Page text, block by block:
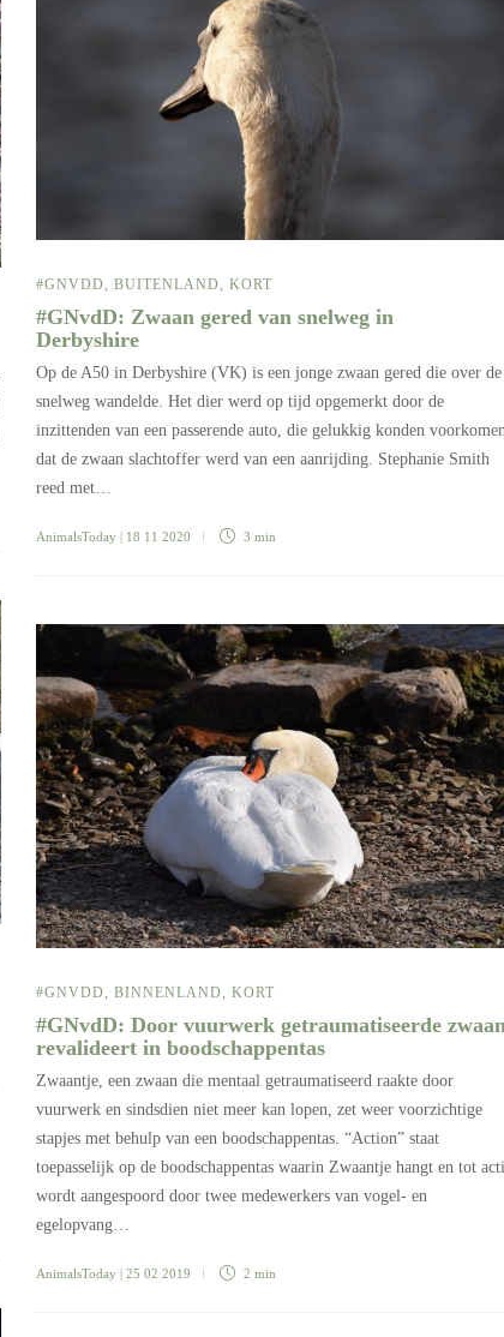
#GNVDD BUITENLAND KORT
#GNvdD: Zwaan gered van snelweg in
Derbyshire
Op de A50 in Derbyshire (VK) is een jonge zwaan gered die over de
snelweg wandelde. Het dier werd op tijd opgemerkt door de
inzittenden van een passerende auto, die gelukkig konden
dat de zwaan slachtoffer werd van een aanrijding. Stephanie Smith
reed met…
AnimalsToday | 18 11 2020 3 min
#GNVDD BINNENLAND KORT
#GNvdD: Door vuurwerk getraumatiseerde
revalideert in boodschappentas
Zwaantje, een zwaan die mentaal getraumatiseerd raakte door
vuurwerk en sindsdien niet meer kan lopen, zet weer voorzichtige
stapjes met behulp van een boodschappentas. “Action” staat
toepasselijk op de boodschappentas waarin Zwaantje hangt en tot
wordt aangespoord door twee medewerkers van vogel- en
egelopvang…
AnimalsToday | 25 02 2019 2 min